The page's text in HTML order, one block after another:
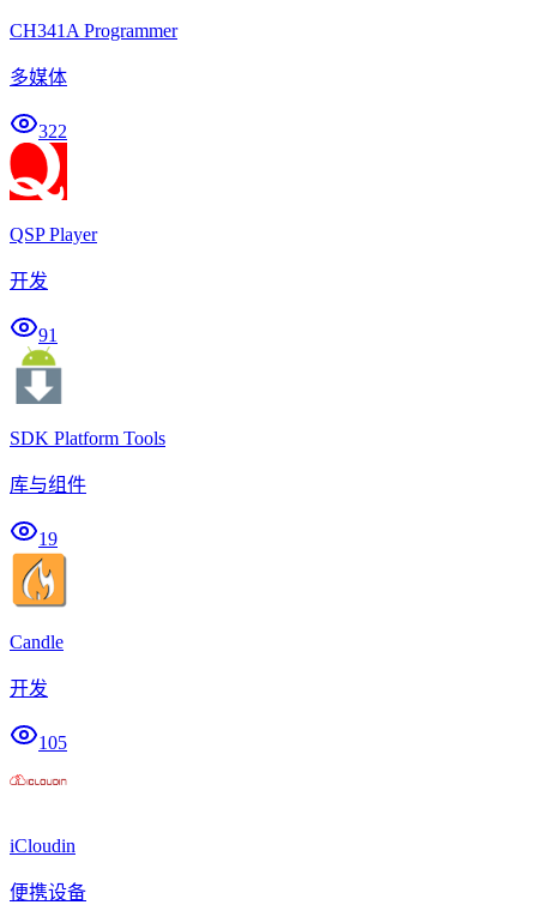
CH341A Programmer
多媒体
322
QSP Player
开发
91
SDK Platform Tools
库与组件
19
Candle
开发
105
iCloudin
便携设备